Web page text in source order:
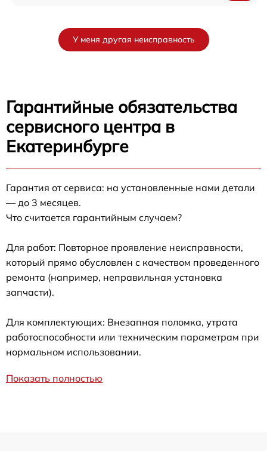
У меня другая неисправность
Гарантийные обязательства
сервисного центра в
Екатеринбурге
Гарантия от сервиса: на установленные нами детали
— до 3 месяцев.
Что считается гарантийным случаем?
Для работ: Повторное проявление неисправности,
который прямо обусловлен с качеством проведенного
ремонта (например, неправильная установка
запчасти).
Для комплектующих: Внезапная поломка, утрата
работоспособности или техническим параметрам при
нормальном использовании.
Показать полностью